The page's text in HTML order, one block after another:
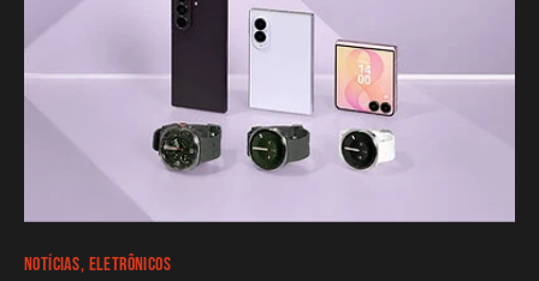
NOTÍCIAS ELETRÔNICOS